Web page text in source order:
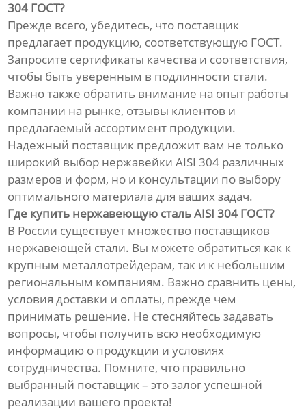
304 ГОСТ?
Прежде всего, убедитесь, что поставщик
предлагает продукцию, соответствующую ГОСТ.
Запросите сертификаты качества и соответствия,
чтобы быть уверенным в подлинности стали.
Важно также обратить внимание на опыт работы
компании на рынке, отзывы клиентов и
предлагаемый ассортимент продукции.
Надежный поставщик предложит вам не только
широкий выбор нержавейки AISI 304 различных
размеров и форм, но и консультации по выбору
оптимального материала для ваших задач.
Где купить нержавеющую сталь AISI 304 ГОСТ?
В России существует множество поставщиков
нержавеющей стали. Вы можете обратиться как к
крупным металлотрейдерам, так и к небольшим
региональным компаниям. Важно сравнить цены,
условия доставки и оплаты, прежде чем
принимать решение. Не стесняйтесь задавать
вопросы, чтобы получить всю необходимую
информацию о продукции и условиях
сотрудничества. Помните, что правильно
выбранный поставщик – это залог успешной
реализации вашего проекта!